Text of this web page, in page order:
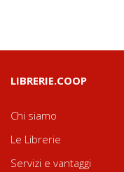
LIBRERIE.COOP
Chi siamo
Le Librerie
Servizi e vantaggi